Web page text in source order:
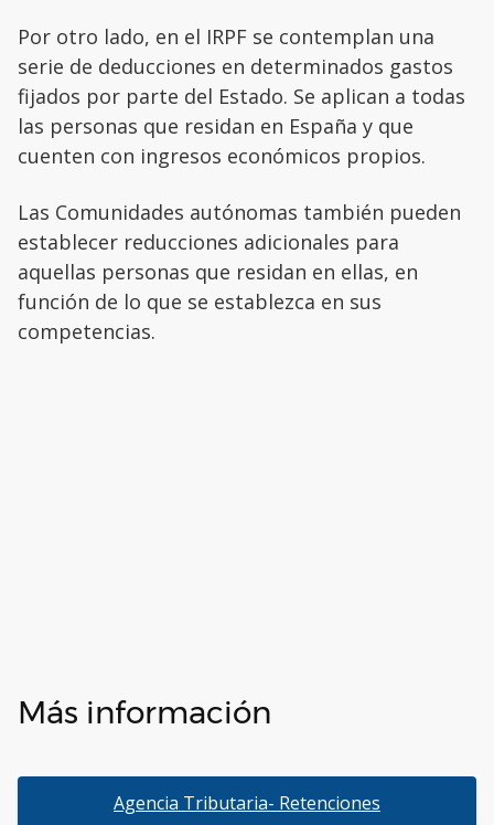
Por otro lado, en el IRPF se contemplan una
serie de deducciones en determinados gastos
fijados por parte del Estado. Se aplican a todas
las personas que residan en España y que
cuenten con ingresos económicos propios.
Las Comunidades autónomas también pueden
establecer reducciones adicionales para
aquellas personas que residan en ellas, en
función de lo que se establezca en sus
competencias.
Más información
Agencia Tributaria- Retenciones